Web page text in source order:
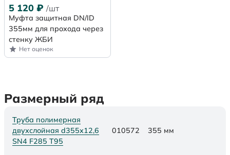
5 120 ₽ /шт
Муфта защитная DN/ID
355мм для прохода через
стенку ЖБИ
Нет оценок
Размерный ряд
Труба полимерная
двухслойная d355х12,6
SN4 F285 Т95
010572 355 мм